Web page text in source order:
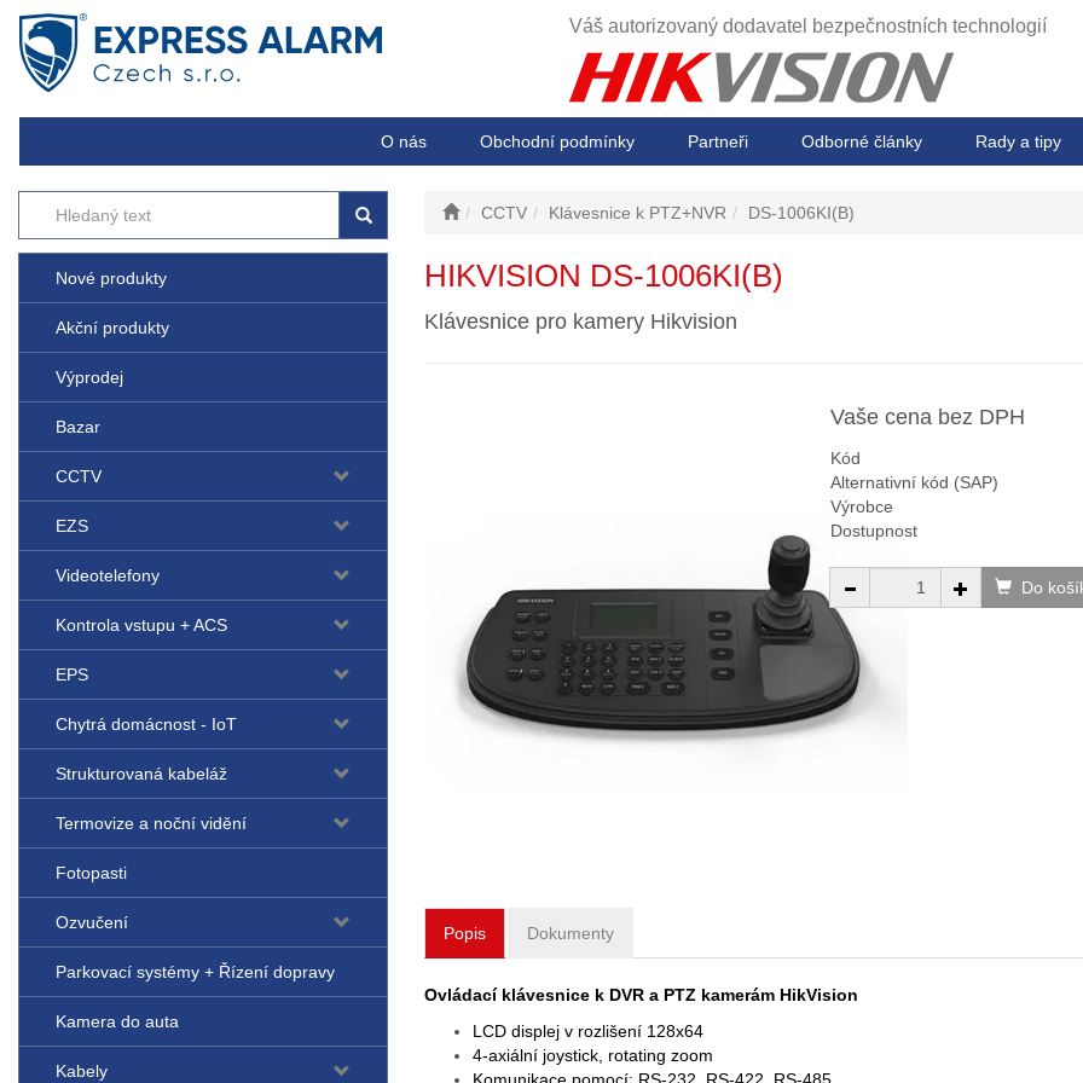
Váš autorizovaný dodavatel bezpečnostních technologií
O nás Obchodní podmínky Partneři Odborné články Rady a tipy
Nové produkty
Akční produkty
Výprodej
Bazar
CCTV
EZS
Videotelefony
Kontrola vstupu + ACS
EPS
Chytrá domácnost - IoT
Strukturovaná kabeláž
Termovize a noční vidění
Fotopasti
Ozvučení
Parkovací systémy + Řízení dopravy
Kamera do auta
Kabely
CCTV Klávesnice k PTZ+NVR DS-1006KI(B)
HIKVISION DS-1006KI(B)
Klávesnice pro kamery Hikvision
Vaše cena bez DPH
Kód
Alternativní kód (SAP)
Výrobce
Dostupnost
Do
Popis Dokumenty
Ovládací klávesnice k DVR a PTZ kamerám HikVision
LCD displej v rozlišení 128x64
4-axiální joystick, rotating zoom